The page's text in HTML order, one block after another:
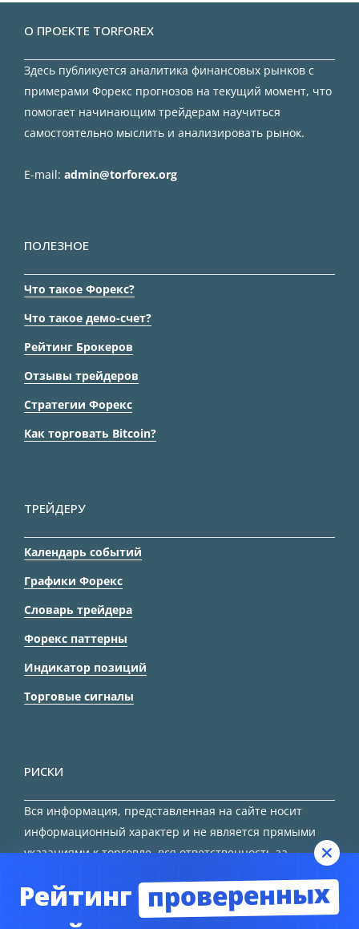
О ПРОЕКТЕ TORFOREX
Здесь публикуется аналитика финансовых рынков с
примерами Форекс прогнозов на текущий момент, что
помогает начинающим трейдерам научиться
самостоятельно мыслить и анализировать рынок.
E-mail: admin@torforex.org
ПОЛЕЗНОЕ
Что такое Форекс?
Что такое демо-счет?
Рейтинг Брокеров
Отзывы трейдеров
Стратегии Форекс
Как торговать Bitcoin?
ТРЕЙДЕРУ
Календарь событий
Графики Форекс
Словарь трейдера
Форекс паттерны
Индикатор позиций
Торговые сигналы
РИСКИ
Вся информация, представленная на сайте носит
информационный характер и не является прямыми
указаниями к торговле, вся ответственность за
Рейтинг проверенных